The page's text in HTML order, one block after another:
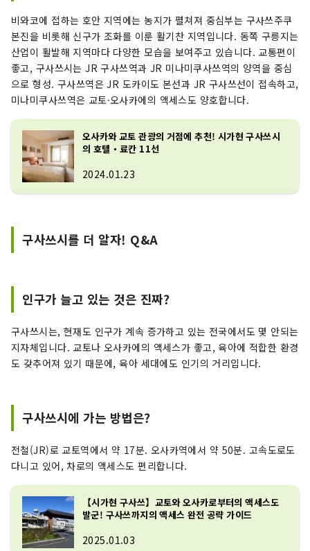
비와코에 접하는 호안 지역에는 농지가 펼쳐져 중심부는 구사쓰주쿠
본진을 비롯해 신구가 조화를 이룬 활기찬 지역입니다. 동쪽 구릉지는
산업이 활발해 지역마다 다양한 모습을 보여주고 있습니다. 교통편이
좋고, 구사쓰시는 JR 구사쓰역과 JR 미나미쿠사쓰역의 양역을 중심
으로 형성. 구사쓰역은 JR 도카이도 본선과 JR 구사쓰선이 접속하고,
미나미쿠사쓰역은 교토·오사카에의 액세스도 양호합니다.
오사카와 교토 관광의 거점에 추천! 시가현 구사쓰시
의 호텔・료칸 11선
2024.01.23
구사쓰시를 더 알자! Q&A
인구가 늘고 있는 것은 진짜?
구사쓰시는, 현재도 인구가 계속 증가하고 있는 전국에서도 몇 안되는
지자체입니다. 교토나 오사카에의 액세스가 좋고, 육아에 적합한 환경
도 갖추어져 있기 때문에, 육아 세대에도 인기의 거리입니다.
구사쓰시에 가는 방법은?
전철(JR)로 교토역에서 약 17분. 오사카역에서 약 50분. 고속도로도
다니고 있어, 차로의 액세스도 편리합니다.
【시가현 구사쓰】교토와 오사카로부터의 액세스도
발군! 구사쓰까지의 액세스 완전 공략 가이드
2025.01.03